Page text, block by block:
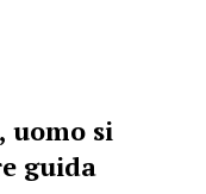
uomo si
guida